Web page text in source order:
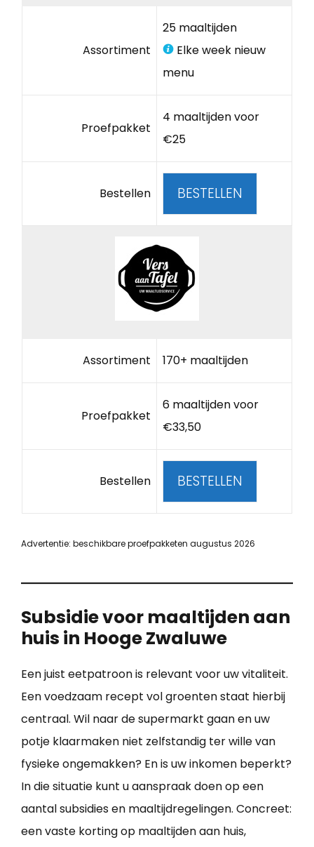
Assortiment
25 maaltijden
Elke week nieuw
menu
Proefpakket
4 maaltijden voor
€25
Bestellen BESTELLEN
Assortiment 170+ maaltijden
Proefpakket
6 maaltijden voor
€33,50
Bestellen BESTELLEN
Advertentie: beschikbare proefpakketen augustus 2026
Subsidie voor maaltijden aan
huis in Hooge Zwaluwe
Een juist eetpatroon is relevant voor uw vitaliteit.
Een voedzaam recept vol groenten staat hierbij
centraal. Wil naar de supermarkt gaan en uw
potje klaarmaken niet zelfstandig ter wille van
fysieke ongemakken? En is uw inkomen beperkt?
In die situatie kunt u aanspraak doen op een
aantal subsidies en maaltijdregelingen. Concreet:
een vaste korting op maaltijden aan huis,